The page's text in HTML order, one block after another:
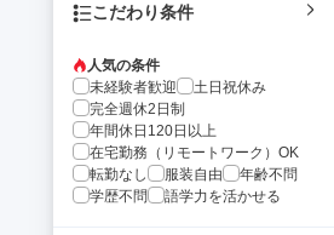
こだわり条件
人気の条件
未経験者歓迎
土日祝休み
完全週休2日制
年間休日120日以上
在宅勤務（リモートワーク）OK
転勤なし
服装自由
年齢不問
学歴不問
語学力を活かせる